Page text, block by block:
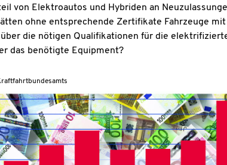
von Elektroautos und Hybriden an
ohne entsprechende Zertifikate Fahrzeuge
die nötigen Qualifikationen für die
das benötigte Equipment?